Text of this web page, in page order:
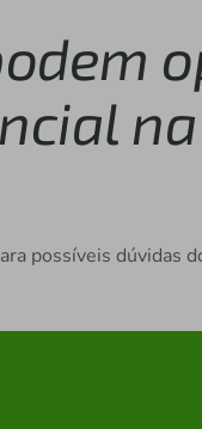
na
possíveis dúvidas